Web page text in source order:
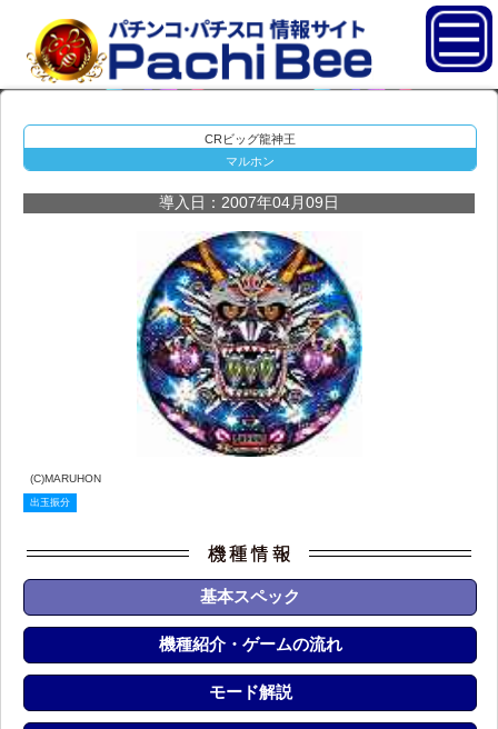
CRビッグ龍神王
マルホン
導入日：2007年04月09日
(C)MARUHON
出玉振分
基本スペック
機種紹介・ゲームの流れ
モード解説